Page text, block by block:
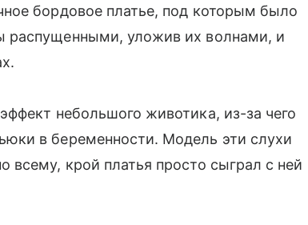
бордовое платье, под которым было
распущенными, уложив их волнами, и
небольшого животика, из-за чего
в беременности. Модель эти слухи
всему, крой платья просто сыграл с ней